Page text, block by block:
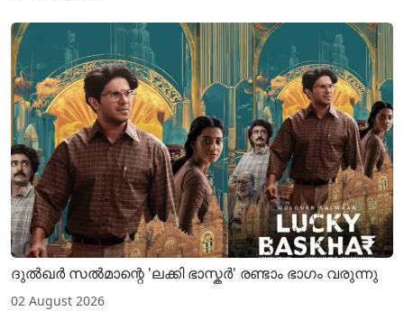
ദുൽഖർ സൽമാന്റെ 'ലക്കി ഭാസ്കർ' രണ്ടാം ഭാഗം വരുന്നു
02 August 2026